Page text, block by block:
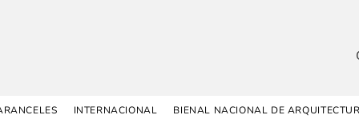
INTERNACIONAL BIENAL NACIONAL DE